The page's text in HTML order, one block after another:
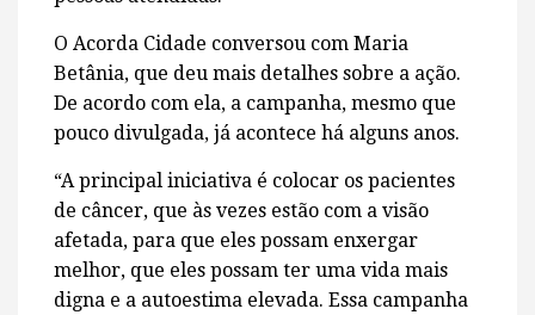
O Acorda Cidade conversou com Maria
Betânia, que deu mais detalhes sobre a ação.
De acordo com ela, a campanha, mesmo que
pouco divulgada, já acontece há alguns anos.
“A principal iniciativa é colocar os pacientes
de câncer, que às vezes estão com a visão
afetada, para que eles possam enxergar
melhor, que eles possam ter uma vida mais
digna e a autoestima elevada. Essa campanha